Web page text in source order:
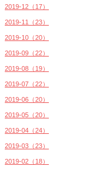
2019-12（17）
2019-11（23）
2019-10（20）
2019-09（22）
2019-08（19）
2019-07（22）
2019-06（20）
2019-05（20）
2019-04（24）
2019-03（23）
2019-02（18）